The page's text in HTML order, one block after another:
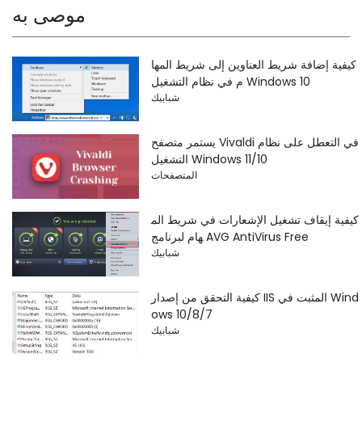
موصى به
كيفية إضافة شريط العناوين إلى شريط المها
م في نظام التشغيل Windows 10
شبابيك
يستمر متصفح Vivaldi في التعطل على نظام
التشغيل Windows 11/10
المتصفحات
كيفية إيقاف تشغيل الإشعارات في شريط الم
هام لبرنامج AVG AntiVirus Free
شبابيك
كيفية التحقق من إصدار IIS المثبت في Wind
ows 10/8/7
شبابيك